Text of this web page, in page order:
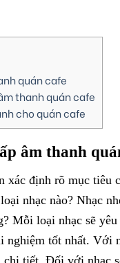
quán cafe
thanh quán cafe
cho quán cafe
âm thanh
xác định rõ mục tiêu
nhạc nào? Nhạc
Mỗi loại nhạc sẽ yêu
nghiệm tốt nhất. Với